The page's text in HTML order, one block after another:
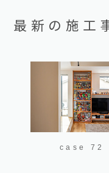
最新の施工
case 72